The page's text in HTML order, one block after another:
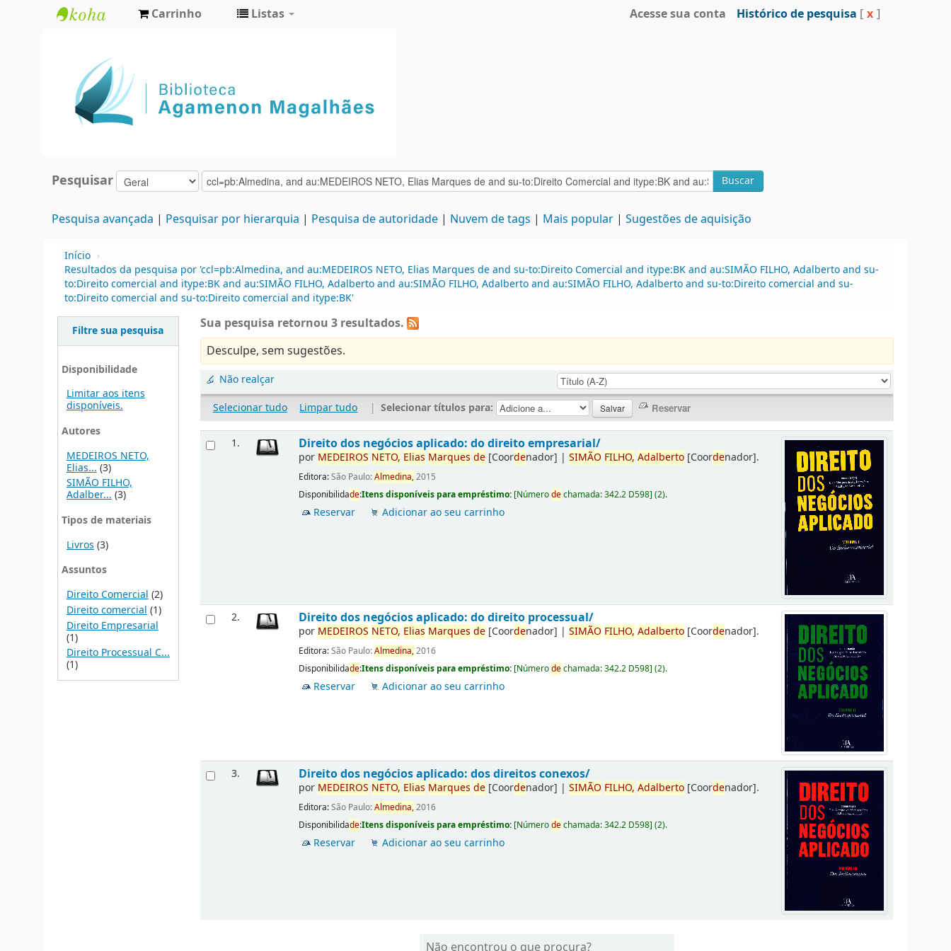
Agamenon
Magalhães
Carrinho Listas Acesse sua conta Histórico de pesquisa [ x ]
Pesquisar Buscar
Pesquisa avançada Pesquisar por hierarquia Pesquisa de autoridade Nuvem de tags Mais popular Sugestões de aquisição
Início ›
Resultados da pesquisa por 'ccl=pb:Almedina, and au:MEDEIROS NETO, Elias Marques de and su-to:Direito Comercial and itype:BK and au:SIMÃO FILHO, Adalberto and su-
to:Direito comercial and itype:BK and au:SIMÃO FILHO, Adalberto and au:SIMÃO FILHO, Adalberto and au:SIMÃO FILHO, Adalberto and su-to:Direito comercial and su-
to:Direito comercial and su-to:Direito comercial and itype:BK'
Filtre sua pesquisa
Disponibilidade
Limitar aos itens
disponíveis.
Autores
MEDEIROS NETO,
Elias... (3)
SIMÃO FILHO,
Adalber...(3)
Tipos de materiais
Livros (3)
Assuntos
Direito Comercial (2)
Direito comercial (1)
Direito Empresarial
(1)
Direito Processual C...
(1)
Sua pesquisa retornou 3 resultados.
Desculpe, sem sugestões.
Não realçar
Selecionar tudo
Limpar tudo | Selecionar títulos para:
1. Direito dos negócios aplicado: do direito empresarial/
por MEDEIROS NETO, Elias Marques de [Coordenador] |SIMÃO FILHO, Adalberto [Coordenador].
Editora:São Paulo:Almedina,2015
Disponibilidade:Itens disponíveis para empréstimo: [Númerodechamada:342.2 D598](2).
Reservar Adicionar ao seu carrinho
2. Direito dos negócios aplicado: do direito processual/
por MEDEIROS NETO, Elias Marques de [Coordenador] |SIMÃO FILHO, Adalberto [Coordenador].
Editora:São Paulo:Almedina,2016
Disponibilidade:Itens disponíveis para empréstimo: [Númerodechamada:342.2 D598](2).
Reservar Adicionar ao seu carrinho
3. Direito dos negócios aplicado: dos direitos conexos/
por MEDEIROS NETO, Elias Marques de [Coordenador] |SIMÃO FILHO, Adalberto [Coordenador].
Editora:São Paulo:Almedina,2016
Disponibilidade:Itens disponíveis para empréstimo: [Númerodechamada:342.2 D598](2).
Reservar Adicionar ao seu carrinho